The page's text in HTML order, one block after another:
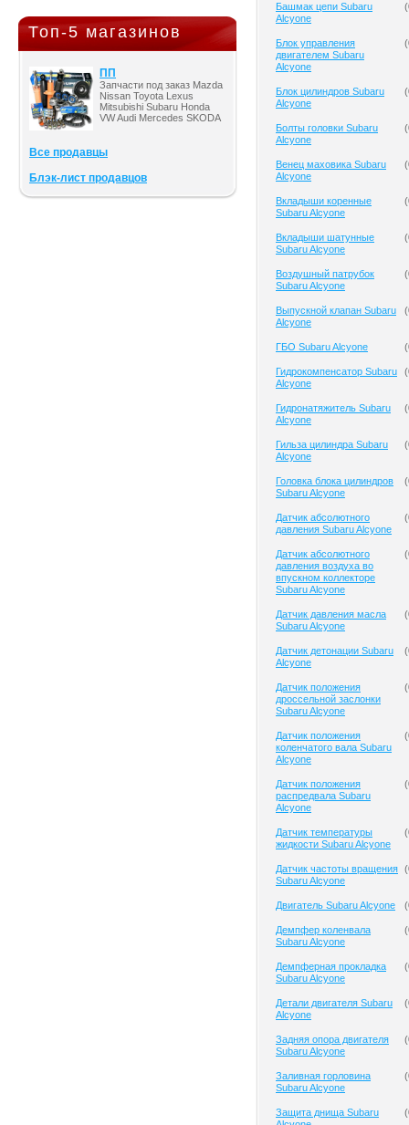
Топ-5 магазинов
ПП
Запчасти под заказ Mazda
Nissan Toyota Lexus
Mitsubishi Subaru Honda
VW Audi Mercedes SKODA
Все продавцы
Блэк-лист продавцов
Башмак цепи Subaru
Alcyone
(
Блок управления
двигателем Subaru
Alcyone
(
Блок цилиндров Subaru
Alcyone
(
Болты головки Subaru
Alcyone
(
Венец маховика Subaru
Alcyone
(
Вкладыши коренные
Subaru Alcyone
(
Вкладыши шатунные
Subaru Alcyone
(
Воздушный патрубок
Subaru Alcyone
(
Выпускной клапан Subaru
Alcyone
(
ГБО Subaru Alcyone (
Гидрокомпенсатор Subaru
Alcyone
(
Гидронатяжитель Subaru
Alcyone
(
Гильза цилиндра Subaru
Alcyone
(
Головка блока цилиндров
Subaru Alcyone
(
Датчик абсолютного
давления Subaru Alcyone
(
Датчик абсолютного
давления воздуха во
впускном коллекторе
Subaru Alcyone
(
Датчик давления масла
Subaru Alcyone
(
Датчик детонации Subaru
Alcyone
(
Датчик положения
дроссельной заслонки
Subaru Alcyone
(
Датчик положения
коленчатого вала Subaru
Alcyone
(
Датчик положения
распредвала Subaru
Alcyone
(
Датчик температуры
жидкости Subaru Alcyone
(
Датчик частоты вращения
Subaru Alcyone
(
Двигатель Subaru Alcyone (
Демпфер коленвала
Subaru Alcyone
(
Демпферная прокладка
Subaru Alcyone
(
Детали двигателя Subaru
Alcyone
(
Задняя опора двигателя
Subaru Alcyone
(
Заливная горловина
Subaru Alcyone
(
Защита днища Subaru
(